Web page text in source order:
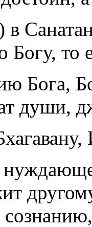
Богу,
Бога,
души,